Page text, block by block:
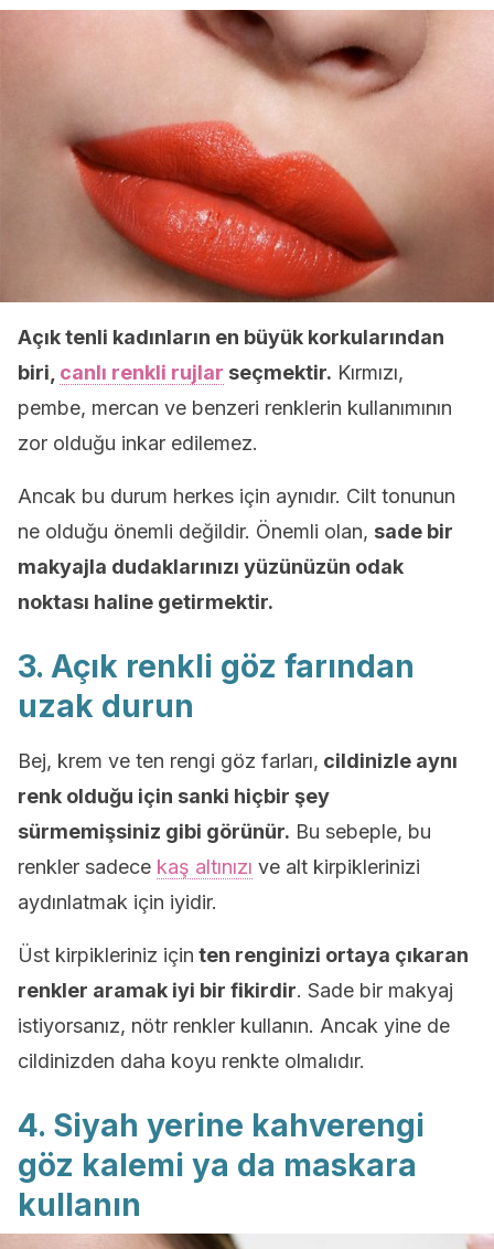
Açık tenli kadınların en büyük korkularından
biri, canlı renkli rujlar seçmektir. Kırmızı,
pembe, mercan ve benzeri renklerin kullanımının
zor olduğu inkar edilemez.
Ancak bu durum herkes için aynıdır. Cilt tonunun
ne olduğu önemli değildir. Önemli olan, sade bir
makyajla dudaklarınızı yüzünüzün odak
noktası haline getirmektir.
3. Açık renkli göz farından
uzak durun
Bej, krem ve ten rengi göz farları, cildinizle aynı
renk olduğu için sanki hiçbir şey
sürmemişsiniz gibi görünür. Bu sebeple, bu
renkler sadece kaş altınızı ve alt kirpiklerinizi
aydınlatmak için iyidir.
Üst kirpikleriniz için ten renginizi ortaya çıkaran
renkler aramak iyi bir fikirdir. Sade bir makyaj
istiyorsanız, nötr renkler kullanın. Ancak yine de
cildinizden daha koyu renkte olmalıdır.
4. Siyah yerine kahverengi
göz kalemi ya da maskara
kullanın